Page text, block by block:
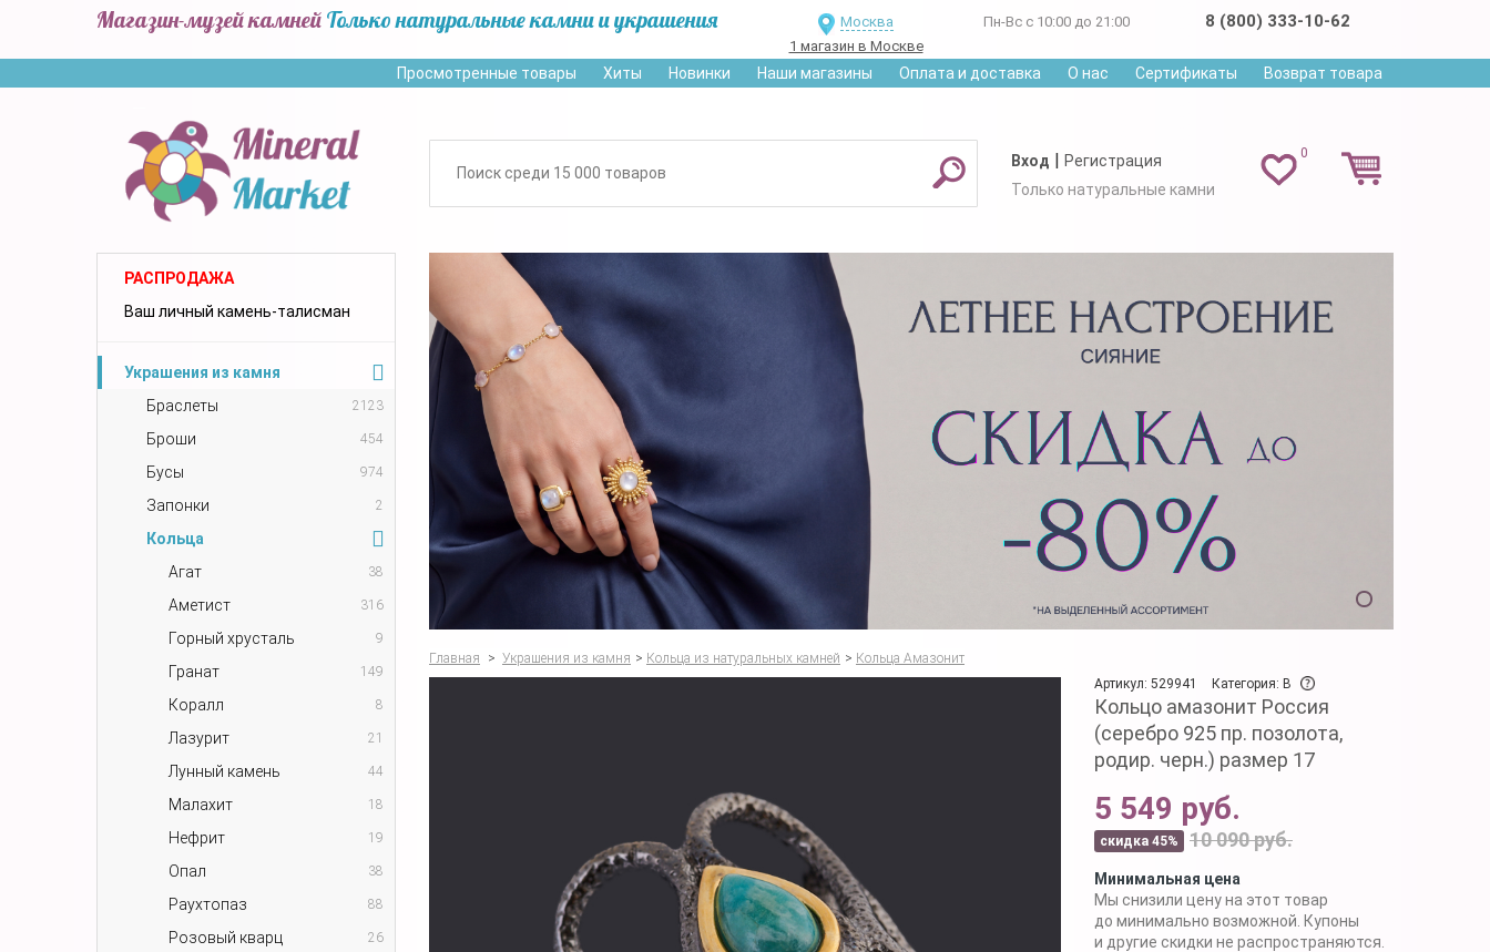
Магазин-музей камней Только натуральные камни и украшения
Москва
1 магазин в Москве
Пн-Вс с 10:00 до 21:00 8 (800) 333-10-62
Просмотренные товары Хиты Новинки Наши магазины Оплата и доставка О нас Сертификаты Возврат товара
0
Вход | Регистрация
Только натуральные камни
РАСПРОДАЖА
Ваш личный камень-талисман
Украшения из камня
Браслеты
2123
Броши 454
Бусы 974
Запонки 2
Кольца
Агат
38
Аметист 316
Горный хрусталь 9
Гранат 149
Коралл 8
Лазурит 21
Лунный камень 44
Малахит 18
Нефрит 19
Опал 38
Раухтопаз 88
Розовый кварц 26
Главная > Украшения из камня > Кольца из натуральных камней > Кольца Амазонит
Артикул: 529941
Категория: B
Кольцо амазонит Россия
(серебро 925 пр. позолота,
родир. черн.) размер 17
5 549 руб.
скидка 45% 10 090 руб.
Минимальная цена
Мы снизили цену на этот товар
до минимально возможной. Купоны
и другие скидки не распространяются.